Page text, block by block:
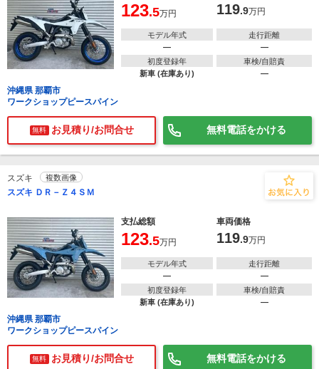
123.5万円 119.9万円
モデル年式
―
走行距離
―
初度登録年
新車 (在庫あり)
車検/自賠責
―
沖縄県 那覇市
ワークショップピースパイン
無料 お見積り/お問合せ 無料電話をかける
スズキ 複数画像
スズキ ＤＲ－Ｚ４ＳＭ
支払総額 車両価格
123.5万円 119.9万円
モデル年式
―
走行距離
―
初度登録年
新車 (在庫あり)
車検/自賠責
―
沖縄県 那覇市
ワークショップピースパイン
無料 お見積り/お問合せ 無料電話をかける